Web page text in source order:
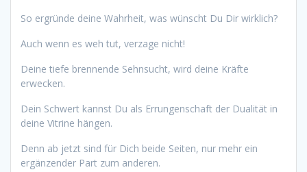
So ergründe deine Wahrheit, was wünscht Du Dir wirklich?
Auch wenn es weh tut, verzage nicht!
Deine tiefe brennende Sehnsucht, wird deine Kräfte
erwecken.
Dein Schwert kannst Du als Errungenschaft der Dualität in
deine Vitrine hängen.
Denn ab jetzt sind für Dich beide Seiten, nur mehr ein
ergänzender Part zum anderen.